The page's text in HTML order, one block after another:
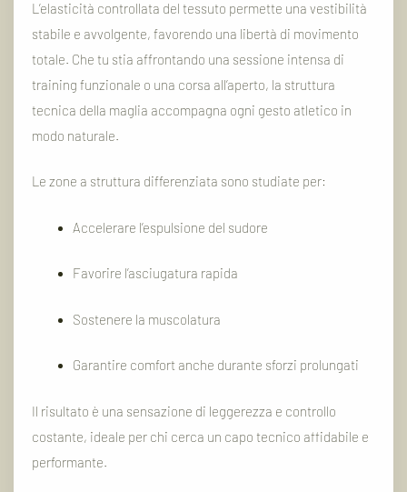
L’elasticità controllata del tessuto permette una vestibilità
stabile e avvolgente, favorendo una libertà di movimento
totale. Che tu stia affrontando una sessione intensa di
training funzionale o una corsa all’aperto, la struttura
tecnica della maglia accompagna ogni gesto atletico in
modo naturale.
Le zone a struttura differenziata sono studiate per:
Accelerare l’espulsione del sudore
Favorire l’asciugatura rapida
Sostenere la muscolatura
Garantire comfort anche durante sforzi prolungati
Il risultato è una sensazione di leggerezza e controllo
costante, ideale per chi cerca un capo tecnico affidabile e
performante.